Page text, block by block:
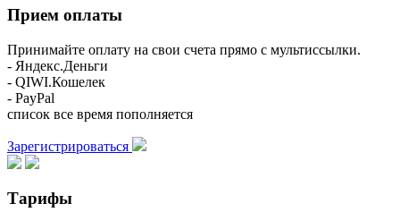
Прием оплаты
Принимайте оплату на свои счета прямо с мультиссылки.
- Яндекс.Деньги
- QIWI.Кошелек
- PayPal
список все время пополняется
Зарегистрироваться
Тарифы